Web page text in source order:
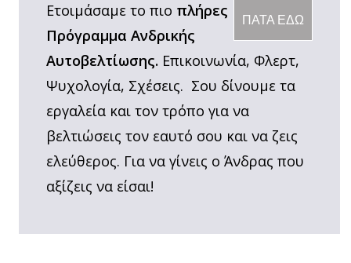
ΠΑΤΑ ΕΔΩ
Ετοιμάσαμε το πιο πλήρες
Πρόγραμμα Ανδρικής
Αυτοβελτίωσης. Επικοινωνία, Φλερτ,
Ψυχολογία, Σχέσεις. Σου δίνουμε τα
εργαλεία και τον τρόπο για να
βελτιώσεις τον εαυτό σου και να ζεις
ελεύθερος. Για να γίνεις ο Άνδρας που
αξίζεις να είσαι!